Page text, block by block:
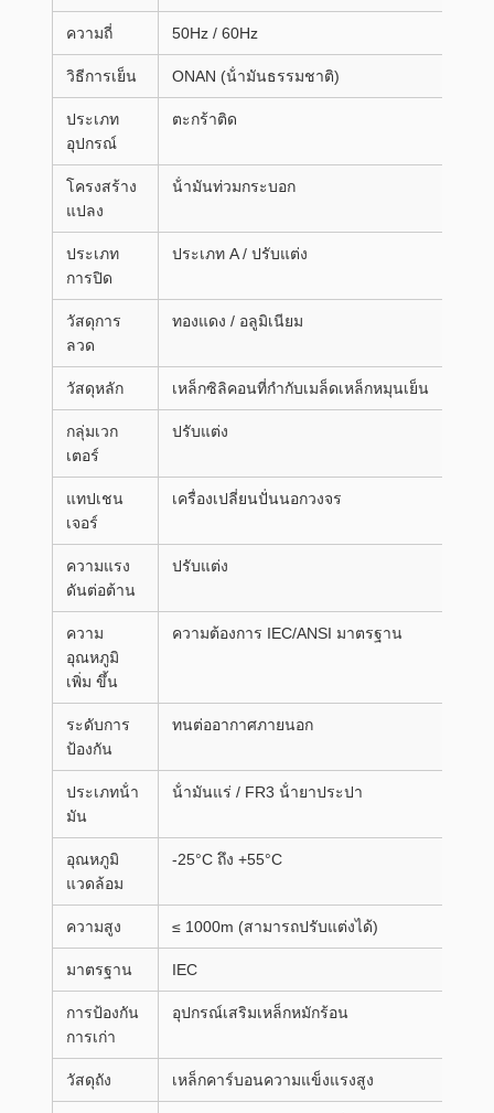
ความถี่ 50Hz / 60Hz
วิธีการเย็น ONAN (น้ํามันธรรมชาติ)
ประเภท
อุปกรณ์
ตะกร้าติด
โครงสร้าง
แปลง
น้ํามันท่วมกระบอก
ประเภท
การปิด
ประเภท A / ปรับแต่ง
วัสดุการ
ลวด
ทองแดง / อลูมิเนียม
วัสดุหลัก เหล็กซิลิคอนที่กํากับเมล็ดเหล็กหมุนเย็น
กลุ่มเวก
เตอร์
ปรับแต่ง
แทปเชน
เจอร์
เครื่องเปลี่ยนปั่นนอกวงจร
ความแรง
ดันต่อต้าน
ปรับแต่ง
ความ
อุณหภูมิ
เพิ่ม ขึ้น
ความต้องการ IEC/ANSI มาตรฐาน
ระดับการ
ป้องกัน
ทนต่ออากาศภายนอก
ประเภทน้ํา
มัน
น้ํามันแร่ / FR3 น้ํายาประปา
อุณหภูมิ
แวดล้อม
-25°C ถึง +55°C
ความสูง ≤ 1000m (สามารถปรับแต่งได้)
มาตรฐาน IEC
การป้องกัน
การเก่า
อุปกรณ์เสริมเหล็กหมักร้อน
วัสดุถัง เหล็กคาร์บอนความแข็งแรงสูง